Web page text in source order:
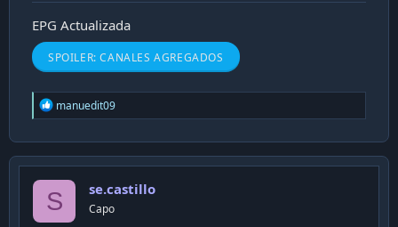
EPG Actualizada
SPOILER:CANALES AGREGADOS
R
e
c
t
o
n
manuedit09
S se.castillo
Capo